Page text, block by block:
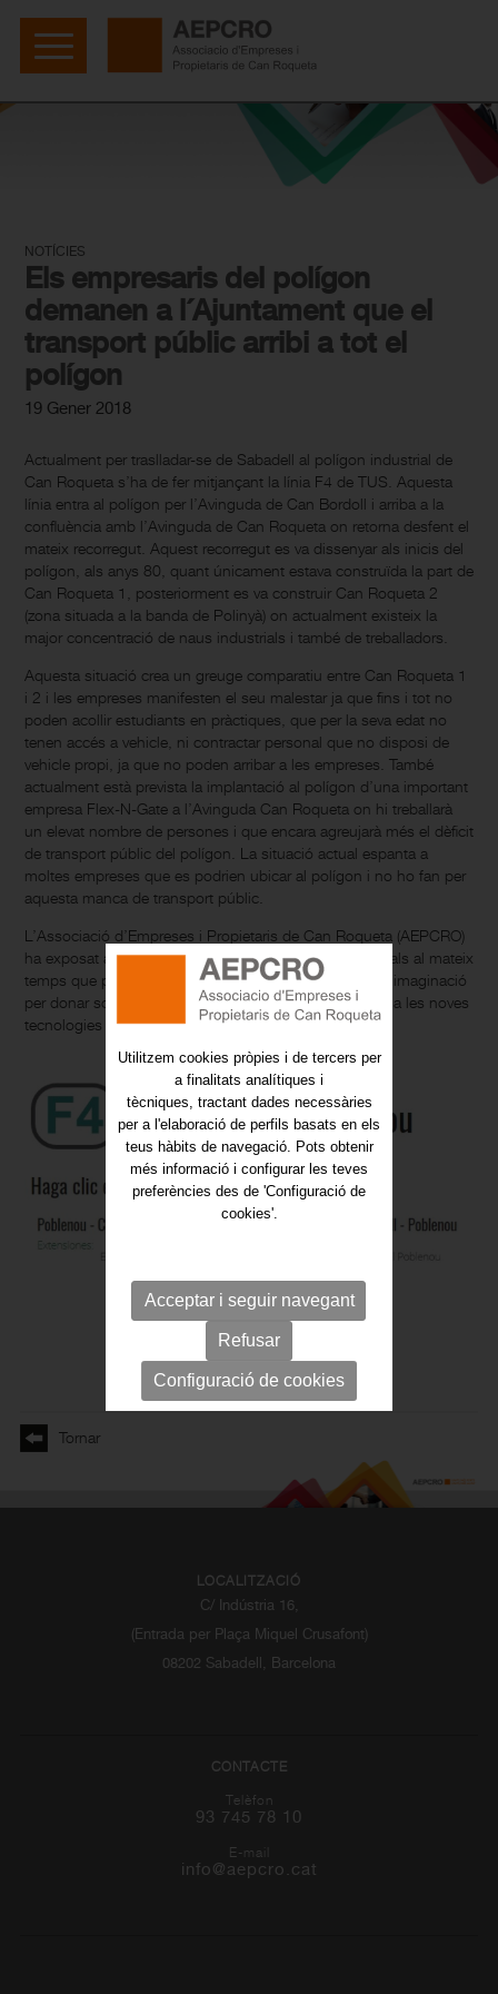
NOTÍCIES
Els empresaris del polígon
demanen a l´Ajuntament que el
transport públic arribi a tot el
polígon
19 Gener 2018
Actualment per traslladar-se de Sabadell al polígon industrial de
Can Roqueta s’ha de fer mitjançant la línia F4 de TUS. Aquesta
línia entra al polígon per l’Avinguda de Can Bordoll i arriba a la
confluència amb l’Avinguda de Can Roqueta on retorna desfent el
mateix recorregut. Aquest recorregut es va dissenyar als inicis del
polígon, als anys 80, quant únicament estava construïda la part de
Can Roqueta 1, posteriorment es va construir Can Roqueta 2
(zona situada a la banda de Polinyà) on actualment existeix la
major concentració de naus industrials i també de treballadors.
Aquesta situació crea un greuge comparatiu entre Can Roqueta 1
i 2 i les empreses manifesten el seu malestar ja que fins i tot no
poden acollir estudiants en pràctiques, que per la seva edat no
tenen accés a vehicle, ni contractar personal que no disposi de
vehicle propi, ja que no poden arribar a les empreses. També
actualment està prevista la implantació al polígon d’una important
empresa Flex-N-Gate a l’Avinguda Can Roqueta on hi treballarà
un elevat nombre de persones i que encara agreujarà més el dèficit
de transport públic del polígon. La situació actual espanta a
moltes empreses que es podrien ubicar al polígon i no ho fan per
aquesta manca de transport públic.
L’Associació d’Empreses i Propietaris de Can Roqueta (AEPCRO)
ha exposat aquesta situació als responsables municipals al mateix
temps que presentava alguna proposta de millora. Cal imaginació
per donar solucions de mobilitat sostenible que avui dia les noves
tecnologies ajuden a implantar.
Tornar
LOCALITZACIÓ
C/ Indústria 16,
(Entrada per Plaça Miquel Crusafont)
08202 Sabadell, Barcelona
CONTACTE
Telèfon
93 745 78 10
E-mail
info@aepcro.cat
Utilitzem cookies pròpies i de tercers per
a finalitats analítiques i
tècniques, tractant dades necessàries
per a l'elaboració de perfils basats en els
teus hàbits de navegació. Pots obtenir
més informació i configurar les teves
preferències des de 'Configuració de
cookies'.
Acceptar i seguir navegant
Refusar
Configuració de cookies